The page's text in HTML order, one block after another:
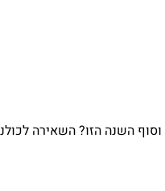
השנה הזו? השאירה לכולנו